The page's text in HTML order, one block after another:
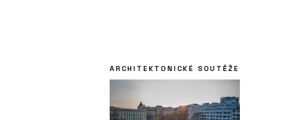
ARCHITEKTONICKÉ SOUTĚŽE